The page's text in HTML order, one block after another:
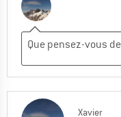
Xavier